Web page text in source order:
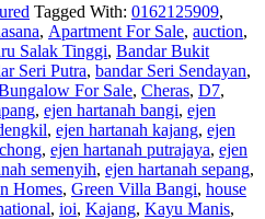
Tagged With: 0162125909,
, Apartment For Sale, auction,
Salak Tinggi, Bandar Bukit
Seri Putra, bandar Seri Sendayan,
For Sale, Cheras, D7,
, ejen hartanah bangi, ejen
, ejen hartanah kajang, ejen
, ejen hartanah putrajaya, ejen
semenyih, ejen hartanah sepang,
Homes, Green Villa Bangi, house
, ioi, Kajang, Kayu Manis,